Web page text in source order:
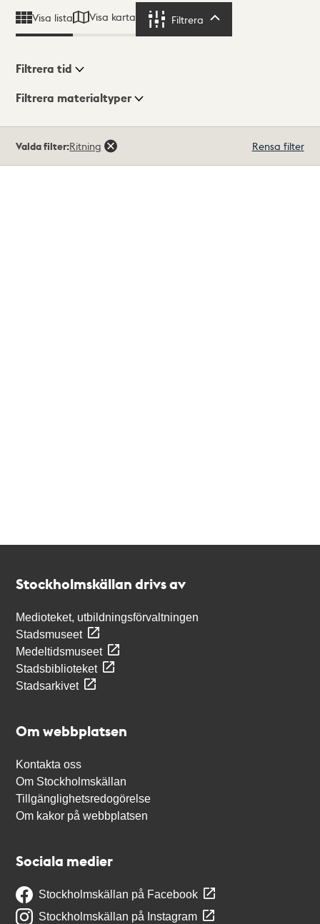
Visa lista Visa karta Filtrera
Visningsläge
Filtrera tid
Filtrera materialtyper
träffar
Valda filter:Ritning Rensa filter
Stockholmskällan drivs av
Medioteket, utbildningsförvaltningen
Stadsmuseet
Medeltidsmuseet
Stadsbiblioteket
Stadsarkivet
Om webbplatsen
Kontakta oss
Om Stockholmskällan
Tillgänglighetsredogörelse
Om kakor på webbplatsen
Sociala medier
Stockholmskällan på Facebook
Stockholmskällan på Instagram